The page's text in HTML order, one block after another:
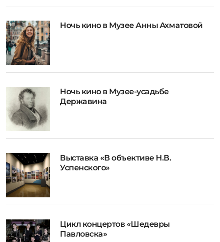
Ночь кино в Музее Анны Ахматовой
Ночь кино в Музее-усадьбе
Державина
Выставка «В объективе Н.В.
Успенского»
Цикл концертов «Шедевры
Павловска»